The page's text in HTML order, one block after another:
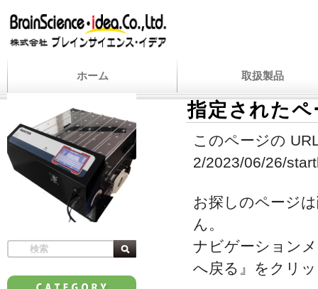
ホーム 取扱製品
指定された
このページの
2/2023/06/26/
お探しのページ
ん。
ナビゲーション
へ戻る』をクリ